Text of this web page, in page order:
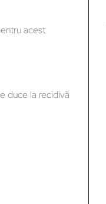
acest
duce la recidivă